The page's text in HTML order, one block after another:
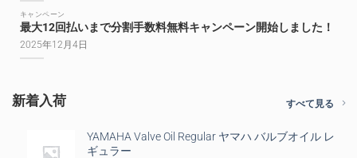
キャンペーン
最大12回払いまで分割手数料無料キャンペーン開始しました！
2025年12月4日
新着入荷 すべて見る
YAMAHA Valve Oil Regular ヤマハ バルブオイル レ
ギュラー